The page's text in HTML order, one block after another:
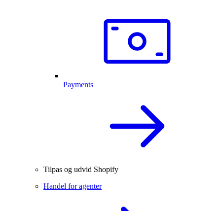
Payments
Tilpas og udvid Shopify
Handel for agenter